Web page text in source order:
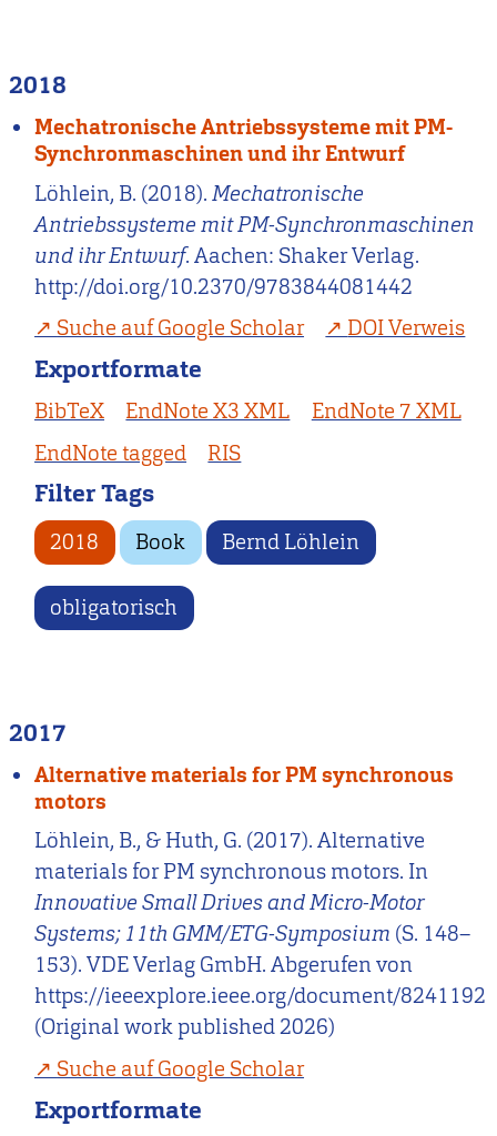
2018
Mechatronische Antriebssysteme mit PM-
Synchronmaschinen und ihr Entwurf
Löhlein, B. (2018).Mechatronische
Antriebssysteme mit PM-Synchronmaschinen
und ihr Entwurf. Aachen: Shaker Verlag.
http://doi.org/10.2370/9783844081442
Suche auf Google Scholar
DOI Verweis
Exportformate
BibTeX EndNote X3 XML
EndNote 7 XML
EndNote tagged
RIS
Filter Tags
2018 Book Bernd Löhlein
obligatorisch
2017
Alternative materials for PM synchronous
motors
Löhlein, B., & Huth, G. (2017). Alternative
materials for PM synchronous motors. In
Innovative Small Drives and Micro-Motor
Systems; 11th GMM/ETG-Symposium (S. 148–
153). VDE Verlag GmbH. Abgerufen von
https://ieeexplore.ieee.org/document/8241192
(Original work published 2026)
Suche auf Google Scholar
Exportformate